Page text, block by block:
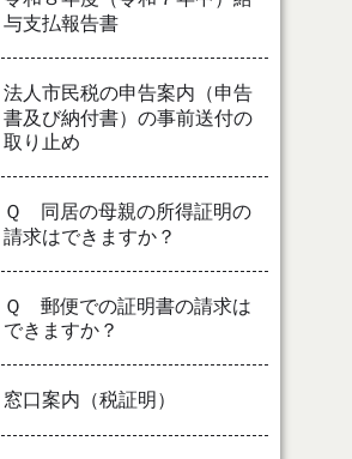
与支払報告書
法人市民税の申告案内（申告
書及び納付書）の事前送付の
取り止め
Ｑ 同居の母親の所得証明の
請求はできますか？
Ｑ 郵便での証明書の請求は
できますか？
窓口案内（税証明）